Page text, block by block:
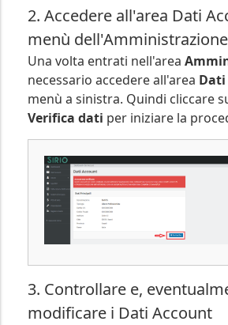
2. Accedere all'area Dati
menù dell'Amministrazione
Una volta entrati nell'area
necessario accedere all'area
menù a sinistra. Quindi cliccare
Verifica dati per iniziare la
3. Controllare e,
modificare i Dati Account